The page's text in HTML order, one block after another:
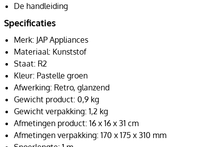
De handleiding
Specificaties
Merk: JAP Appliances
Materiaal: Kunststof
Staat: R2
Kleur: Pastelle groen
Afwerking: Retro, glanzend
Gewicht product: 0,9 kg
Gewicht verpakking: 1,2 kg
Afmetingen product: 16 x 16 x 31 cm
Afmetingen verpakking: 170 x 175 x 310 mm